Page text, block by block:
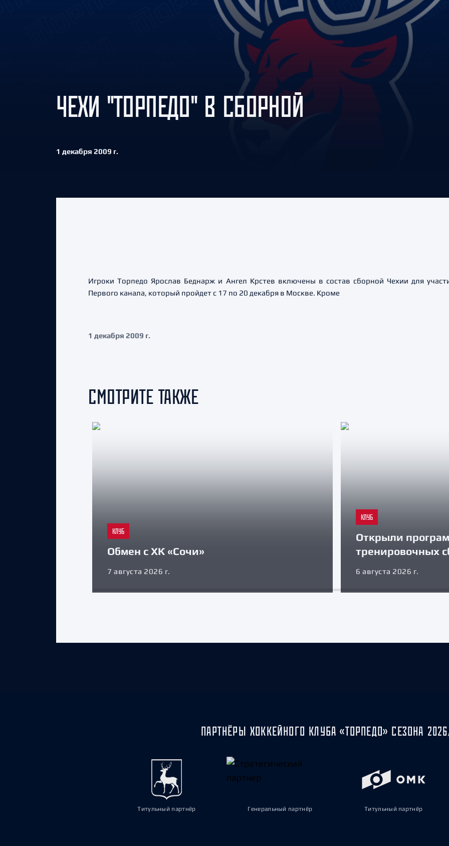
Амур
Барыс
Салават Юлаев
Сибирь
ЧЕХИ "ТОРПЕДО" В СБОРНОЙ
1 декабря 2009 г.
Игроки Торпедо Ярослав Беднарж и Ангел Крстев включены в состав сборной Чехии для
Первого канала, который пройдет с 17 по 20 декабря в Москве. Кроме
1 декабря 2009 г.
СМОТРИТЕ ТАКЖЕ
КЛУБ
Обмен с ХК «Сочи»
7 августа 2026 г.
КЛУБ
Открыли
тренировочных
6 августа 2026 г.
ПАРТНЁРЫ ХОККЕЙНОГО КЛУБА «ТОРПЕДО» СЕЗОНА
Титульный партнёр Генеральный партнёр Титульный партнёр